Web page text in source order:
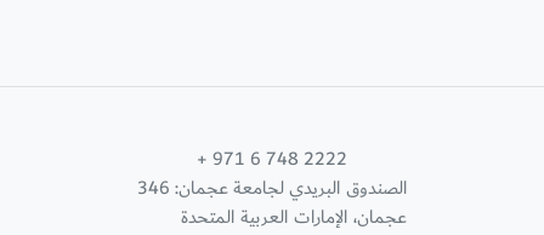
+ 971 6 748 2222
الصندوق البريدي لجامعة عجمان: 346
عجمان، الإمارات العربية المتحدة